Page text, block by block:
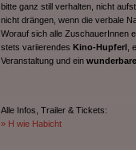
bitte ganz still verhalten, nicht
nicht drängen, wenn die verbale
Worauf sich alle ZuschauerInnen
stets variierendes Kino-Hupferl,
Veranstaltung und ein
Alle Infos, Trailer & Tickets:
» H wie Habicht